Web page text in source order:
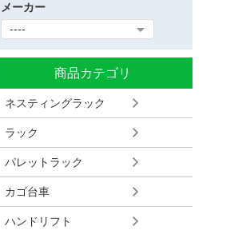
メーカー
商品カテゴリ
ネスティングラック
ラック
パレットラック
カゴ台車
ハンドリフト